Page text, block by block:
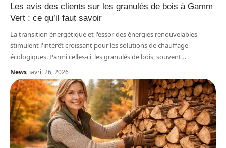
Les avis des clients sur les granulés de bois à Gamm
Vert : ce qu’il faut savoir
La transition énergétique et l'essor des énergies renouvelables
stimulent l'intérêt croissant pour les solutions de chauffage
écologiques. Parmi celles-ci, les granulés de bois, souvent…
News avril 26, 2026